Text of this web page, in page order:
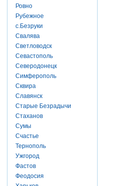
Ровно
Рубежное
с.Безруки
Свалява
Светловодск
Севастополь
Северодонецк
Симферополь
Сквира
Славянск
Старые Безрадычи
Стаханов
Сумы
Счастье
Тернополь
Ужгород
Фастов
Феодосия